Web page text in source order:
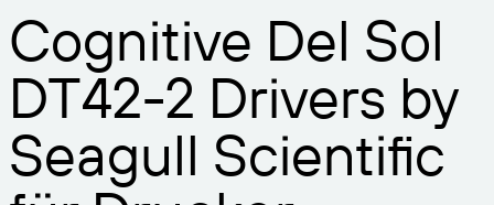
ETIKETTIERFUNKTIONEN
Gestalten
Produktion
Lager
Einzelhandel
Transport und Logistik
Druckertreiber herunterladen
Support-Pläne
Partner
Support
Support-Center
Kostenlos
Vertrieb
Cognitive Del Sol
DT42-2 Drivers by
Seagull Scientific